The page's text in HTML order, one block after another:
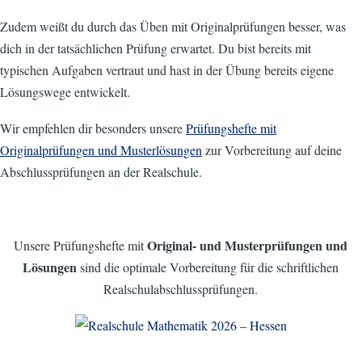
Zudem weißt du durch das Üben mit Originalprüfungen besser, was
dich in der tatsächlichen Prüfung erwartet. Du bist bereits mit
typischen Aufgaben vertraut und hast in der Übung bereits eigene
Lösungswege entwickelt.
Wir empfehlen dir besonders unserePrüfungshefte mit
Originalprüfungen und Musterlösungenzur Vorbereitung auf deine
Abschlussprüfungen an der Realschule.
Unsere Prüfungshefte mitOriginal- undMusterprüfungen und
Lösungensind die optimale Vorbereitung für die schriftlichen
Realschulabschlussprüfungen.